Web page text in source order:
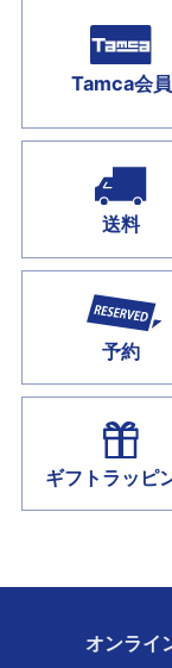
Tamca会員
送料
予約
ギフトラッピ
オンライ